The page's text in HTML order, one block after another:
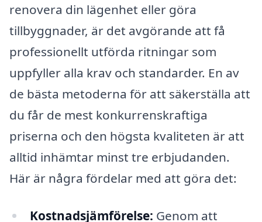
renovera din lägenhet eller göra
tillbyggnader, är det avgörande att få
professionellt utförda ritningar som
uppfyller alla krav och standarder. En av
de bästa metoderna för att säkerställa att
du får de mest konkurrenskraftiga
priserna och den högsta kvaliteten är att
alltid inhämtar minst tre erbjudanden.
Här är några fördelar med att göra det:
Kostnadsjämförelse: Genom att